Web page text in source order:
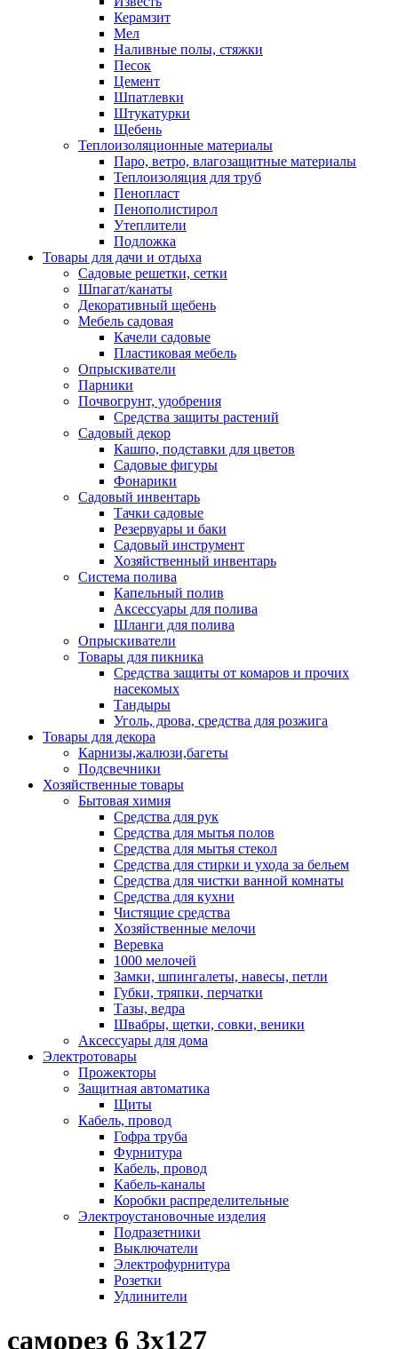
Керамзит
Мел
Наливные полы, стяжки
Песок
Цемент
Шпатлевки
Штукатурки
Щебень
Теплоизоляционные материалы
Паро, ветро, влагозащитные материалы
Теплоизоляция для труб
Пенопласт
Пенополистирол
Утеплители
Подложка
Товары для дачи и отдыха
Садовые решетки, сетки
Шпагат/канаты
Декоративный щебень
Мебель садовая
Качели садовые
Пластиковая мебель
Опрыскиватели
Парники
Почвогрунт, удобрения
Средства защиты растений
Садовый декор
Кашпо, подставки для цветов
Садовые фигуры
Фонарики
Садовый инвентарь
Тачки садовые
Резервуары и баки
Садовый инструмент
Хозяйственный инвентарь
Система полива
Капельный полив
Аксессуары для полива
Шланги для полива
Опрыскиватели
Товары для пикника
Средства защиты от комаров и прочих
насекомых
Тандыры
Уголь, дрова, средства для розжига
Товары для декора
Карнизы,жалюзи,багеты
Подсвечники
Хозяйственные товары
Бытовая химия
Средства для рук
Средства для мытья полов
Средства для мытья стекол
Средства для стирки и ухода за бельем
Средства для чистки ванной комнаты
Средства для кухни
Чистящие средства
Хозяйственные мелочи
Веревка
1000 мелочей
Замки, шпингалеты, навесы, петли
Губки, тряпки, перчатки
Тазы, ведра
Швабры, щетки, совки, веники
Аксессуары для дома
Электротовары
Прожекторы
Защитная автоматика
Щиты
Кабель, провод
Гофра труба
Фурнитура
Кабель, провод
Кабель-каналы
Коробки распределительные
Электроустановочные изделия
Подразетники
Выключатели
Электрофурнитура
Розетки
Удлинители
саморез 6 3х127